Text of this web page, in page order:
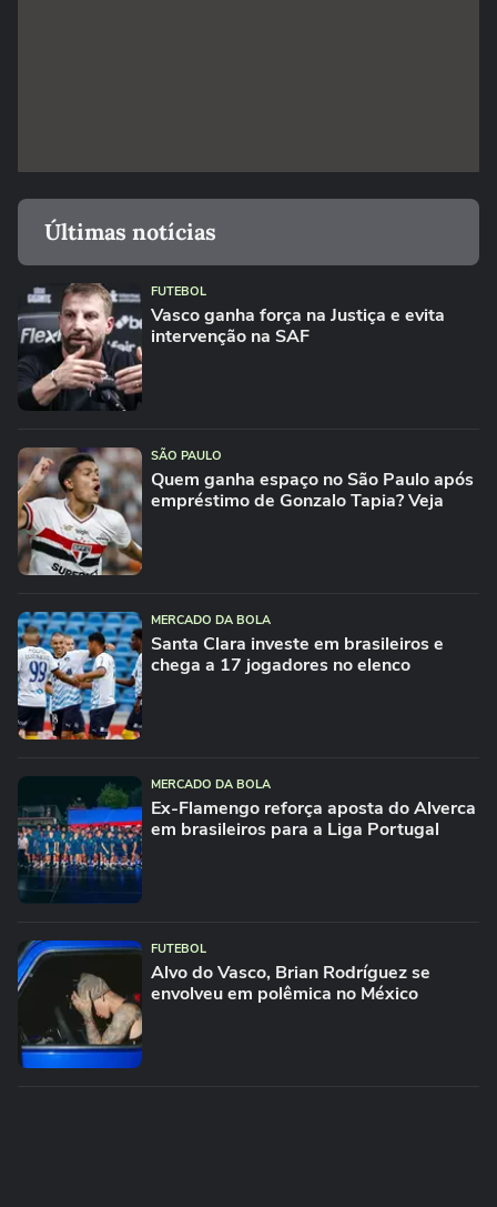
Últimas notícias
FUTEBOL
Vasco ganha força na Justiça e evita
intervenção na SAF
SÃO PAULO
Quem ganha espaço no São Paulo após
empréstimo de Gonzalo Tapia? Veja
MERCADO DA BOLA
Santa Clara investe em brasileiros e
chega a 17 jogadores no elenco
MERCADO DA BOLA
Ex-Flamengo reforça aposta do Alverca
em brasileiros para a Liga Portugal
FUTEBOL
Alvo do Vasco, Brian Rodríguez se
envolveu em polêmica no México